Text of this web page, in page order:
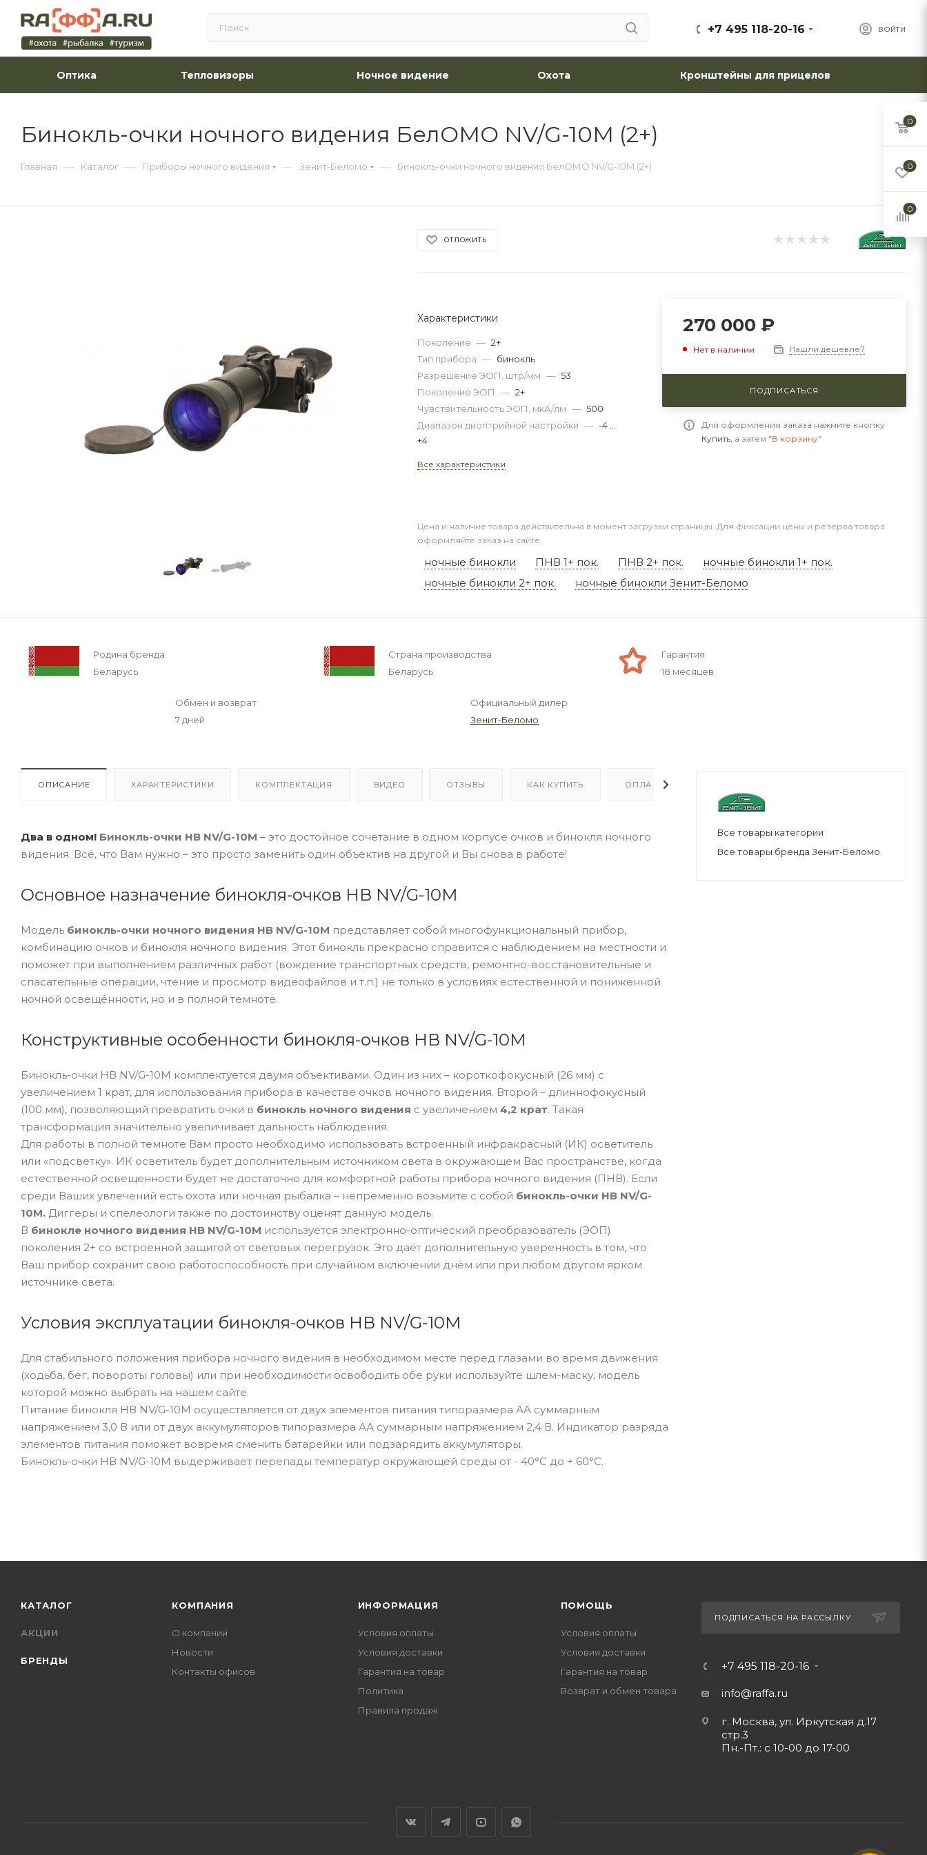
ВОЙТИ
+7 495 118-20-16
Оптика Тепловизоры Ночное видение Охота Кронштейны для прицелов
Бинокль-очки ночного видения БелОМО NV/G-10M (2+)
Главная — Каталог — Приборы ночного видения — Зенит-Беломо — Бинокль-очки ночного видения БелОМО NV/G-10M (2+)
ОТЛОЖИТЬ
Характеристики
Поколение — 2+
Тип прибора — бинокль
Разрешение ЭОП, штр/мм — 53
Поколение ЭОП
— 2+
Чувствительность ЭОП, мкА/лм — 500
Диапазон диоптрийной настройки — -4 …
+4
Все характеристики
270 000 ₽
Нет в наличии Нашли дешевле?
ПОДПИСАТЬСЯ
Для оформления заказа нажмите кнопку
Купить, а затем "В корзину"
Цена и наличие товара действительна в момент загрузки страницы. Для фиксации цены и резерва товара
оформляйте заказ на сайте.
ночные бинокли ПНВ 1+ пок. ПНВ 2+ пок.
ночные бинокли 1+ пок.
ночные бинокли 2+ пок.
ночные бинокли Зенит-Беломо
Родина бренда
Беларусь
Страна производства
Беларусь
Гарантия
18 месяцев
Обмен и возврат
7 дней
Официальный дилер
Зенит-Беломо
ОПИСАНИЕ ХАРАКТЕРИСТИКИ КОМПЛЕКТАЦИЯ ВИДЕО ОТЗЫВЫ КАК КУПИТЬ ОПЛАТА
Два в одном! Бинокль-очки НВ NV/G-10M – это достойное сочетание в одном корпусе очков и бинокля ночного
видения. Всё, что Вам нужно – это просто заменить один объектив на другой и Вы снова в работе!
Основное назначение бинокля-очков НВ NV/G-10M
Модель бинокль-очки ночного видения НВ NV/G-10M представляет собой многофункциональный прибор,
комбинацию очков и бинокля ночного видения. Этот бинокль прекрасно справится с наблюдением на местности и
поможет при выполнением различных работ (вождение транспортных средств, ремонтно-восстановительные и
спасательные операции, чтение и просмотр видеофайлов и т.п.) не только в условиях естественной и пониженной
ночной освещённости, но и в полной темноте.
Конструктивные особенности бинокля-очков НВ NV/G-10M
Бинокль-очки НВ NV/G-10M комплектуется двумя объективами. Один из них – короткофокусный (26 мм) с
увеличением 1 крат, для использования прибора в качестве очков ночного видения. Второй – длиннофокусный
(100 мм), позволяющий превратить очки в бинокль ночного видения с увеличением 4,2 крат. Такая
трансформация значительно увеличивает дальность наблюдения.
Для работы в полной темноте Вам просто необходимо использовать встроенный инфракрасный (ИК) осветитель
или «подсветку». ИК осветитель будет дополнительным источником света в окружающем Вас пространстве, когда
естественной освещенности будет не достаточно для комфортной работы прибора ночного видения (ПНВ). Если
среди Ваших увлечений есть охота или ночная рыбалка – непременно возьмите с собой бинокль-очки НВ NV/G-
10M. Диггеры и спелеологи также по достоинству оценят данную модель.
В бинокле ночного видения НВ NV/G-10M используется электронно-оптический преобразователь (ЭОП)
поколения 2+ со встроенной защитой от световых перегрузок. Это даёт дополнительную уверенность в том, что
Ваш прибор сохранит свою работоспособность при случайном включении днём или при любом другом ярком
источнике света.
Условия эксплуатации бинокля-очков НВ NV/G-10M
Для стабильного положения прибора ночного видения в необходимом месте перед глазами во время движения
(ходьба, бег, повороты головы) или при необходимости освободить обе руки используйте шлем-маску, модель
которой можно выбрать на нашем сайте.
Питание бинокля НВ NV/G-10M осуществляется от двух элементов питания типоразмера АА суммарным
напряжением 3,0 В или от двух аккумуляторов типоразмера АА суммарным напряжением 2,4 В. Индикатор разряда
элементов питания поможет вовремя сменить батарейки или подзарядить аккумуляторы.
Бинокль-очки НВ NV/G-10M выдерживает перепады температур окружающей среды от - 40°С до + 60°С.
Все товары категории
Все товары бренда Зенит-Беломо
КАТАЛОГ
АКЦИИ
БРЕНДЫ
КОМПАНИЯ
О компании
Новости
Контакты офисов
ИНФОРМАЦИЯ
Условия оплаты
Условия доставки
Гарантия на товар
Политика
Правила продаж
ПОМОЩЬ
Условия оплаты
Условия доставки
Гарантия на товар
Возврат и обмен товара
ПОДПИСАТЬСЯ НА РАССЫЛКУ
+7 495 118-20-16
info@raffa.ru
г. Москва, ул. Иркутская д.17
стр.3
Пн.-Пт.: с 10-00 до 17-00
0
0
0